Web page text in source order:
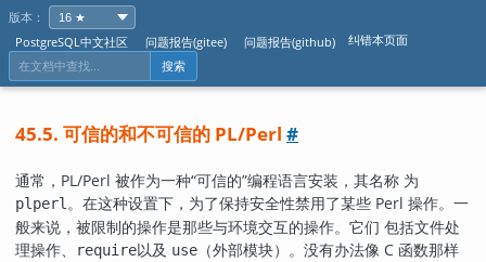
版本：
PostgreSQL中文社区
问题报告(gitee) 问题报告(github) 纠错本页面
搜索
45.5. 可信的和不可信的 PL/Perl #
通常，PL/Perl 被作为一种“可信的”编程语言安装，其名称 为
plperl。在这种设置下，为了保持安全性禁用了某些 Perl 操作。一
般来说，被限制的操作是那些与环境交互的操作。它们 包括文件处
理操作、
require以及 use （外部模块）。没有办法像 C 函数那样